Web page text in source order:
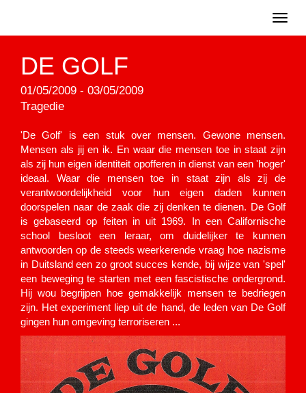
DE GOLF
01/05/2009 - 03/05/2009
Tragedie
'De Golf' is een stuk over mensen. Gewone mensen.
Mensen als jij en ik. En waar die mensen toe in staat zijn
als zij hun eigen identiteit opofferen in dienst van een 'hoger'
ideaal. Waar die mensen toe in staat zijn als zij de
verantwoordelijkheid voor hun eigen daden kunnen
doorspelen naar de zaak die zij denken te dienen. De Golf
is gebaseerd op feiten in uit 1969. In een Californische
school besloot een leraar, om duidelijker te kunnen
antwoorden op de steeds weerkerende vraag hoe nazisme
in Duitsland een zo groot succes kende, bij wijze van 'spel'
een beweging te starten met een fascistische ondergrond.
Hij wou begrijpen hoe gemakkelijk mensen te bedriegen
zijn. Het experiment liep uit de hand, de leden van De Golf
gingen hun omgeving terroriseren ...